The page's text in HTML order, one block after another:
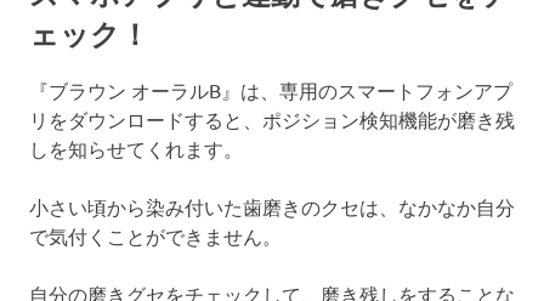
ェック！
『ブラウン オーラルB』は、専用のスマートフォンアプ
リをダウンロードすると、ポジション検知機能が磨き残
しを知らせてくれます。
小さい頃から染み付いた歯磨きのクセは、なかなか自分
で気付くことができません。
自分の磨きグセをチェックして、磨き残しをすることな